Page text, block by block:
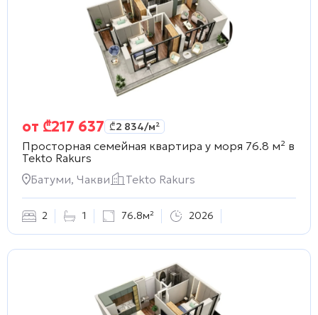
от ₾217 637 ₾2 834/м²
Просторная семейная квартира у моря 76.8 м² в
Tekto Rakurs
Батуми, Чакви
Tekto Rakurs
2 1 76.8м² 2026